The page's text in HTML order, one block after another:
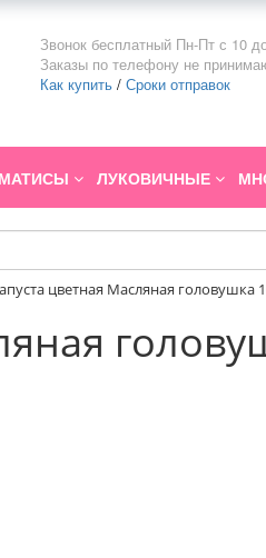
Звонок бесплатный Пн-Пт с 10
Заказы по телефону не
Как купить / Сроки отправок
ЛУКОВИЧНЫЕ
цветная Масляная головушка